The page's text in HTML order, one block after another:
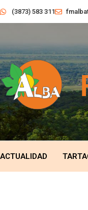
(3873) 583 311
ACTUALIDAD